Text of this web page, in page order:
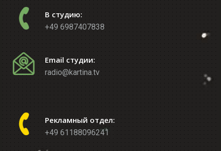
В студию:
+49 6987407838
Email студии:
radio@kartina.tv
Рекламный отдел:
+49 61188096241